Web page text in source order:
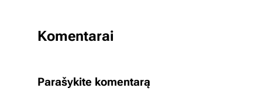
Komentarai
Parašykite komentarą